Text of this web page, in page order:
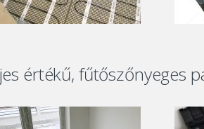
értékű, fűtőszőnyeges